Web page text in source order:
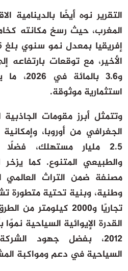
التقرير نوه أيضًا بالدينامية
المغرب، حيث رسخ مكانته
و3.6
استثمارية موثوقة.
وتتمثل أبرز مقومات
الجغرافي من أوروبا،
2.5 مليار مستهلك،
والطبيعي المتنوع. كما
تجاريًا و2000
2012، بفضل جهود
السياحية في دعم ومواكبة